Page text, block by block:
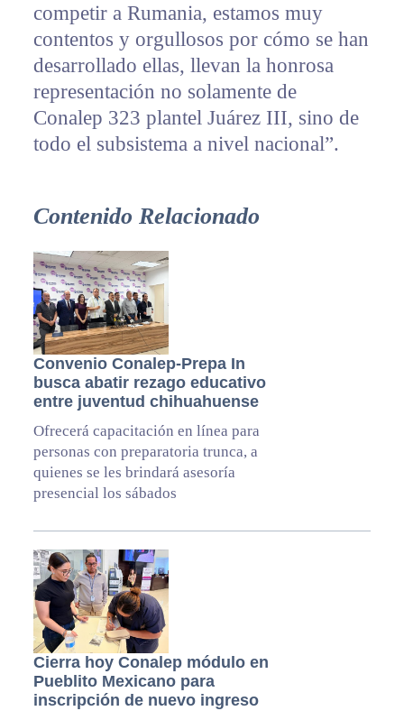
competir a Rumania, estamos muy
contentos y orgullosos por cómo se han
desarrollado ellas, llevan la honrosa
representación no solamente de
Conalep 323 plantel Juárez III, sino de
todo el subsistema a nivel nacional”.
Contenido Relacionado
Convenio Conalep-Prepa In
busca abatir rezago educativo
entre juventud chihuahuense
Ofrecerá capacitación en línea para
personas con preparatoria trunca, a
quienes se les brindará asesoría
presencial los sábados
Cierra hoy Conalep módulo en
Pueblito Mexicano para
inscripción de nuevo ingreso